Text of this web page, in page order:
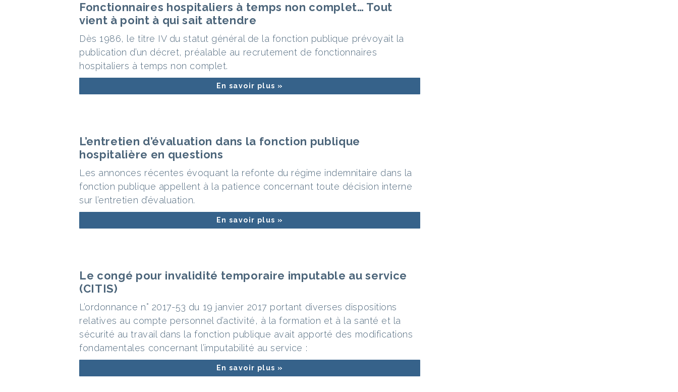
Fonctionnaires hospitaliers à temps non complet… Tout
vient à point à qui sait attendre
Dès 1986, le titre IV du statut général de la fonction publique prévoyait la
publication d’un décret, préalable au recrutement de fonctionnaires
hospitaliers à temps non complet.
En savoir plus »
L’entretien d’évaluation dans la fonction publique
hospitalière en questions
Les annonces récentes évoquant la refonte du régime indemnitaire dans la
fonction publique appellent à la patience concernant toute décision interne
sur l’entretien d’évaluation.
En savoir plus »
Le congé pour invalidité temporaire imputable au service
(CITIS)
L’ordonnance n° 2017-53 du 19 janvier 2017 portant diverses dispositions
relatives au compte personnel d’activité, à la formation et à la santé et la
sécurité au travail dans la fonction publique avait apporté des modifications
fondamentales concernant l’imputabilité au service :
En savoir plus »